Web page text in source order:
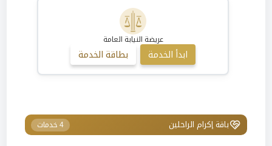
عريضة النيابة العامة
ابدأ الخدمة بطاقة الخدمة
باقة إكرام الراحلين 4 خدمات